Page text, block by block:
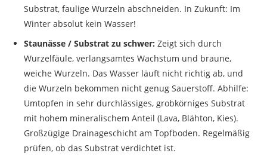
Substrat, faulige Wurzeln abschneiden. In Zukunft: Im
Winter absolut kein Wasser!
Staunässe / Substrat zu schwer: Zeigt sich durch
Wurzelfäule, verlangsamtes Wachstum und braune,
weiche Wurzeln. Das Wasser läuft nicht richtig ab, und
die Wurzeln bekommen nicht genug Sauerstoff. Abhilfe:
Umtopfen in sehr durchlässiges, grobkörniges Substrat
mit hohem mineralischem Anteil (Lava, Blähton, Kies).
Großzügige Drainageschicht am Topfboden. Regelmäßig
prüfen, ob das Substrat verdichtet ist.